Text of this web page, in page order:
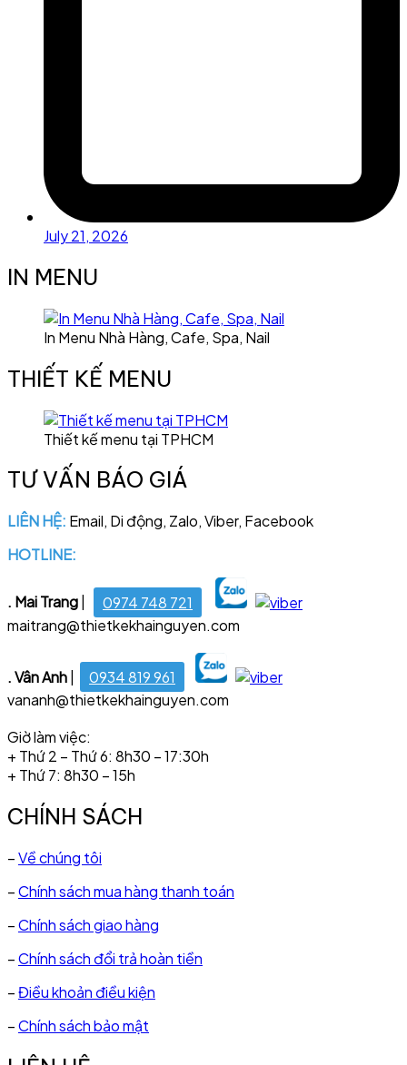
July 21, 2026
IN MENU
In Menu Nhà Hàng, Cafe, Spa, Nail
THIẾT KẾ MENU
Thiết kế menu tại TPHCM
TƯ VẤN BÁO GIÁ
LIÊN HỆ: Email, Di động, Zalo, Viber, Facebook
HOTLINE:
. Mai Trang
0974 748 721
maitrang@thietkekhainguyen.com
. Vân Anh
0934 819 961
vananh@thietkekhainguyen.com
Giờ làm việc:
+ Thứ 2 – Thứ 6: 8h30 – 17:30h
+ Thứ 7: 8h30 – 15h
CHÍNH SÁCH
–Về chúng tôi
–Chính sách mua hàng thanh toán
–Chính sách giao hàng
–Chính sách đổi trả hoàn tiền
–Điều khoản điều kiện
–Chính sách bảo mật